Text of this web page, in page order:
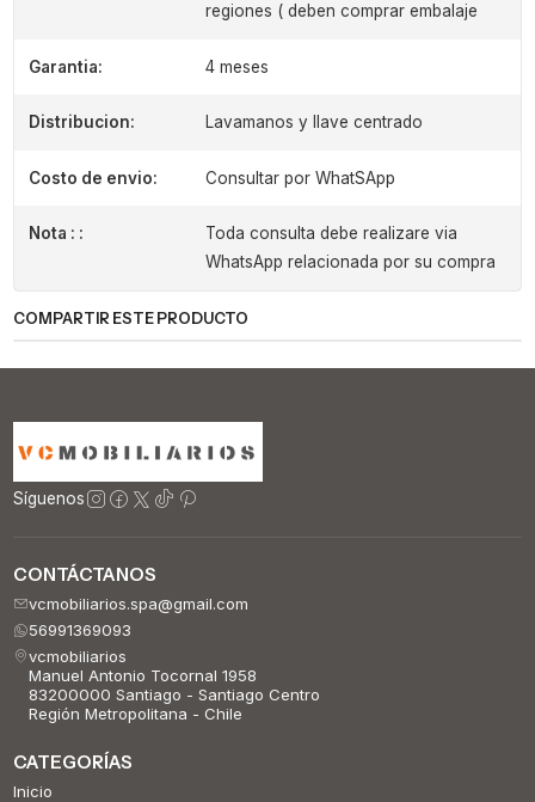
regiones ( deben comprar embalaje
Garantia: 4 meses
Distribucion: Lavamanos y llave centrado
Costo de envio: Consultar por WhatSApp
Nota : :
Toda consulta debe realizare via
WhatsApp relacionada por su compra
COMPARTIR ESTE PRODUCTO
Síguenos
CONTÁCTANOS
vcmobiliarios.spa@gmail.com
56991369093
vcmobiliarios
Manuel Antonio Tocornal 1958
83200000 Santiago - Santiago Centro
Región Metropolitana - Chile
CATEGORÍAS
Inicio